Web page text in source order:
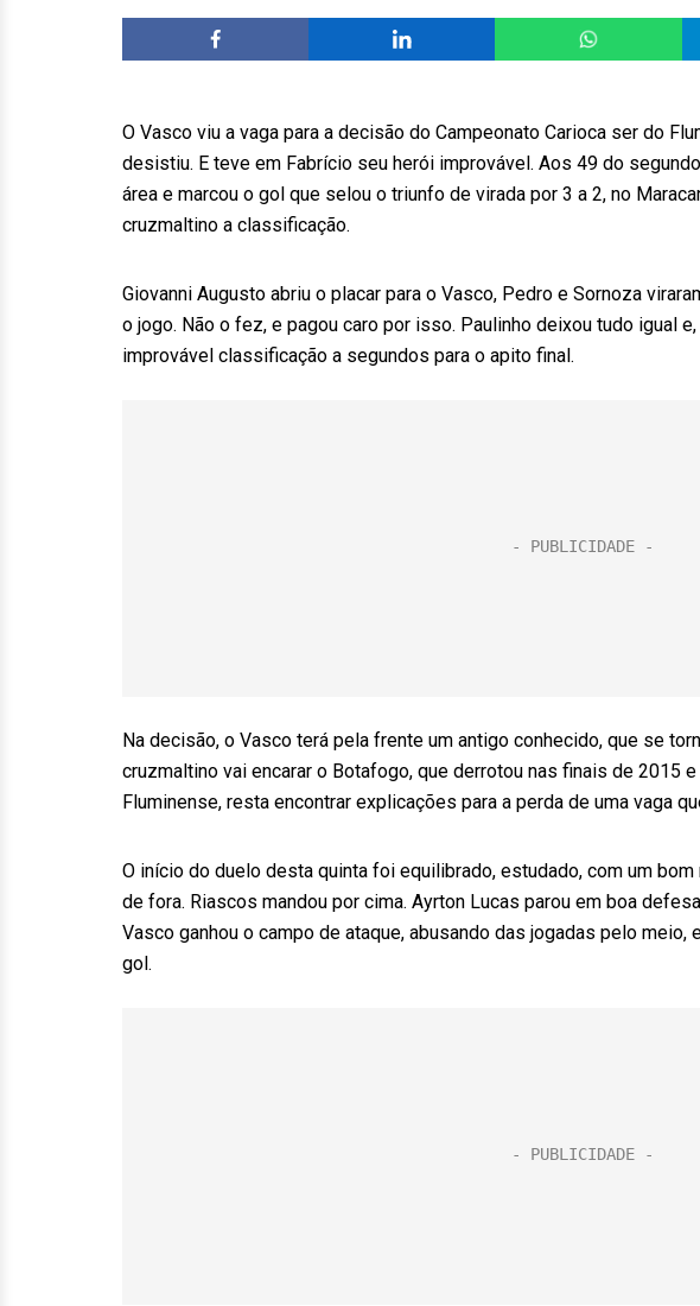
O Vasco viu a vaga para a decisão do Campeonato Carioca ser do
desistiu. E teve em Fabrício seu herói improvável. Aos 49 do
área e marcou o gol que selou o triunfo de virada por 3 a 2, no
cruzmaltino a classificação.
Giovanni Augusto abriu o placar para o Vasco, Pedro e Sornoza
o jogo. Não o fez, e pagou caro por isso. Paulinho deixou tudo igual
improvável classificação a segundos para o apito final.
Na decisão, o Vasco terá pela frente um antigo conhecido, que se
cruzmaltino vai encarar o Botafogo, que derrotou nas finais de 2015
Fluminense, resta encontrar explicações para a perda de uma vaga
O início do duelo desta quinta foi equilibrado, estudado, com um
de fora. Riascos mandou por cima. Ayrton Lucas parou em boa
Vasco ganhou o campo de ataque, abusando das jogadas pelo meio,
gol.